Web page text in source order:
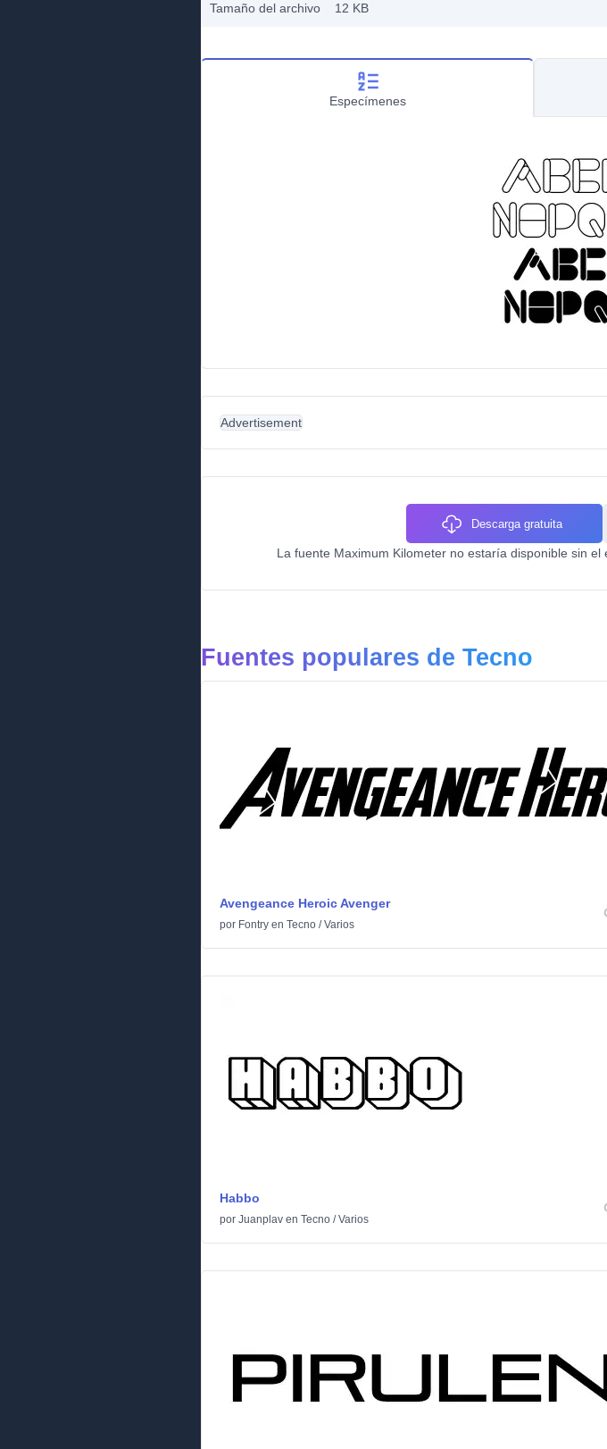
Tamaño del archivo 12 KB
Especímenes
Advertisement
Descarga gratuita
La fuente Maximum Kilometer no estaría disponible sin
Fuentes populares de Tecno
Avengeance Heroic Avenger
por Fontry en Tecno /Varios
Habbo
por Juanplav en Tecno /Varios